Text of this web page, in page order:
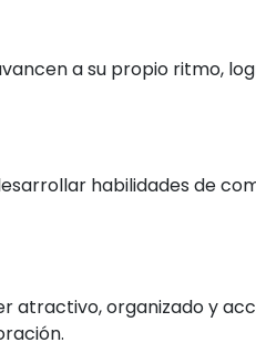
a su propio ritmo,
habilidades de
atractivo, organizado y